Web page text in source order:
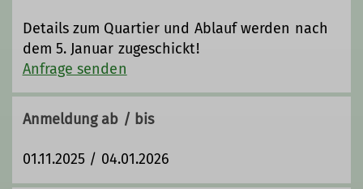
Details zum Quartier und Ablauf werden nach
dem 5. Januar zugeschickt!
Anfrage senden
Anmeldung ab / bis
01.11.2025 / 04.01.2026